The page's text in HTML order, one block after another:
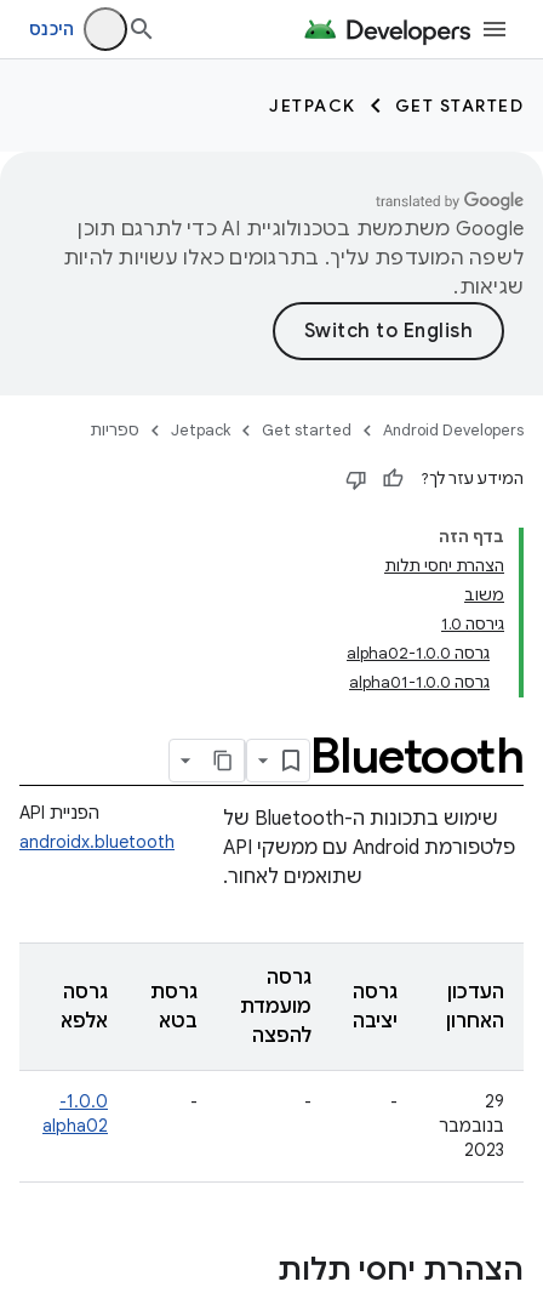
היכנס
GET STARTED
JETPACK
‫Google משתמשת בטכנולוגיית AI כדי לתרגם תוכן
לשפה המועדפת עליך. בתרגומים כאלו עשויות להיות
שגיאות.
Android Developers
Get started
Jetpack ספריות
המידע עזר לך?
בדף הזה
הצהרת יחסי תלות
משוב
גירסה 1.0
גרסה 1.0.0-alpha02
גרסה 1.0.0-alpha01
Bluetooth
הפניית API
androidx.bluetooth
שימוש בתכונות ה-Bluetooth של
פלטפורמת Android עם ממשקי API
שתואמים לאחור.
העדכון
האחרון
גרסה
יציבה
גרסה
מועמדת
להפצה
גרסת
בטא
גרסה
אלפא
29
בנובמבר
2023
-
-
-
1.0.0-
alpha02
הצהרת יחסי תלות